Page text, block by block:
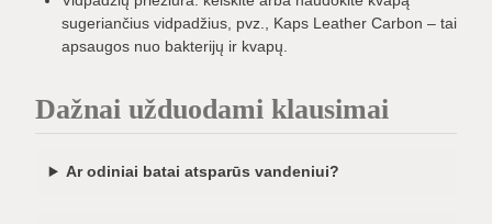
sugeriančius vidpadžius, pvz., Kaps Leather Carbon – tai
apsaugos nuo bakterijų ir kvapų.
Dažnai užduodami klausimai
Ar odiniai batai atsparūs vandeniui?